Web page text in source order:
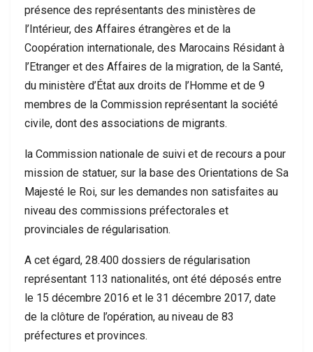
présence des représentants des ministères de
l’Intérieur, des Affaires étrangères et de la
Coopération internationale, des Marocains Résidant à
l’Etranger et des Affaires de la migration, de la Santé,
du ministère d’État aux droits de l’Homme et de 9
membres de la Commission représentant la société
civile, dont des associations de migrants.
la Commission nationale de suivi et de recours a pour
mission de statuer, sur la base des Orientations de Sa
Majesté le Roi, sur les demandes non satisfaites au
niveau des commissions préfectorales et
provinciales de régularisation.
A cet égard, 28.400 dossiers de régularisation
représentant 113 nationalités, ont été déposés entre
le 15 décembre 2016 et le 31 décembre 2017, date
de la clôture de l’opération, au niveau de 83
préfectures et provinces.